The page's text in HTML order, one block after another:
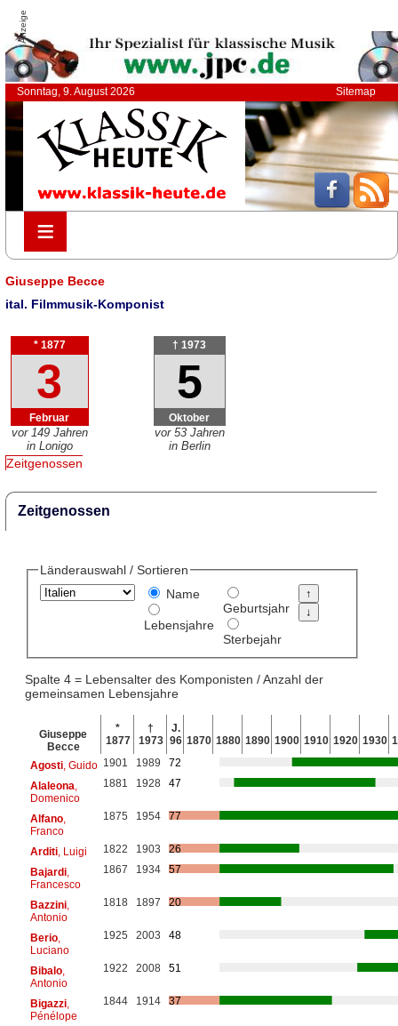
Anzeige
Sonntag, 9. August 2026 Sitemap
≡
≡
Giuseppe Becce
ital. Filmmusik-Komponist
* 1877
3
Februar
vor 149 Jahren
in Lonigo
† 1973
5
Oktober
vor 53 Jahren
in Berlin
Zeitgenossen
Zeitgenossen
Länderauswahl / Sortieren
Name
Lebensjahre
Geburtsjahr
Sterbejahr
Spalte 4 = Lebensalter des Komponisten / Anzahl der
gemeinsamen Lebensjahre
Giuseppe
Becce
*
1877
†
1973
J.
96 1870 1880 1890 1900 1910 1920 1930
Agosti, Guido 1901 1989
72
Alaleona
Domenico
1881 1928 47
Alfano,
Franco
1875 1954 77
Arditi, Luigi 1822 1903
26
Bajardi,
Francesco
1867 1934 57
Bazzini,
Antonio
1818 1897 20
Berio,
Luciano
1925 2003 48
Bibalo,
Antonio
1922 2008 51
Bigazzi,
Pénélope
1844 1914 37